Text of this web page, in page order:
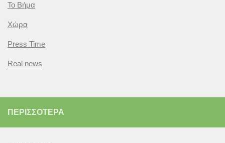
Το Βήμα
Χώρα
Press Time
Real news
ΠΕΡΙΣΣΌΤΕΡΑ